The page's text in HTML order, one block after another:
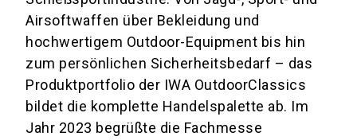
Airsoftwaffen über Bekleidung und
hochwertigem Outdoor-Equipment bis hin
zum persönlichen Sicherheitsbedarf – das
Produktportfolio der IWA OutdoorClassics
bildet die komplette Handelspalette ab. Im
Jahr 2023 begrüßte die Fachmesse